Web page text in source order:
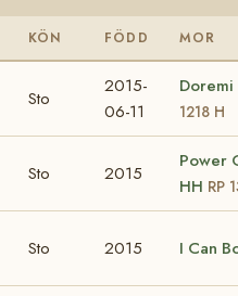
KÖN FÖDD MOR
Sto
2015-
06-11
Doremi
1218 H
Sto 2015
Power
HH RP
Sto 2015 I Can